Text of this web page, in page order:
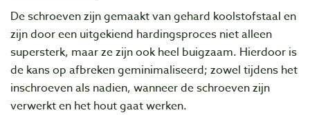
De schroeven zijn gemaakt van gehard koolstofstaal en
zijn door een uitgekiend hardingsproces niet alleen
supersterk, maar ze zijn ook heel buigzaam. Hierdoor is
de kans op afbreken geminimaliseerd; zowel tijdens het
inschroeven als nadien, wanneer de schroeven zijn
verwerkt en het hout gaat werken.